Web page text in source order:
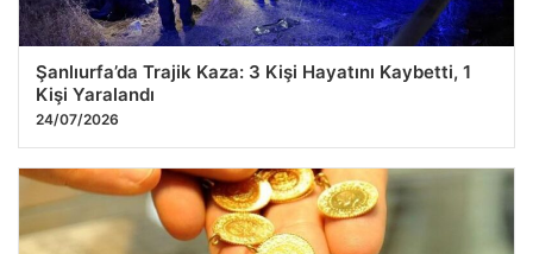
Şanlıurfa’da Trajik Kaza: 3 Kişi Hayatını Kaybetti, 1
Kişi Yaralandı
24/07/2026